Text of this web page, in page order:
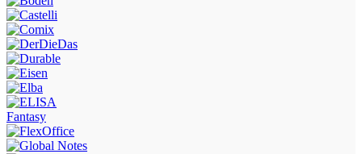
Fantasy